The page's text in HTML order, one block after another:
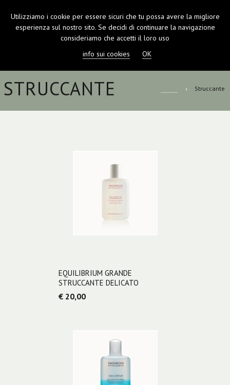
STRUCCANTE Struccante
EQUILIBRIUM GRANDE
STRUCCANTE DELICATO
€ 20,00
Utilizziamo i cookie per essere sicuri che tu possa avere la migliore
esperienza sul nostro sito. Se decidi di continuare la navigazione
consideriamo che accetti il loro uso
info sui cookies
OK